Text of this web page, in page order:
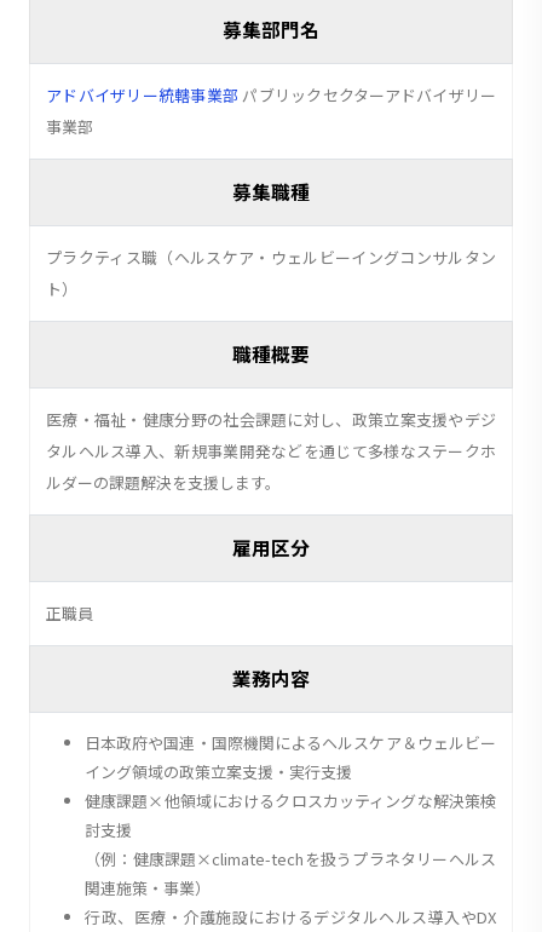
募集部門名
アドバイザリー統轄事業部 パブリックセクターアドバイザリー
事業部
募集職種
プラクティス職（ヘルスケア・ウェルビーイングコンサルタン
ト）
職種概要
医療・福祉・健康分野の社会課題に対し、政策立案支援やデジ
タルヘルス導入、新規事業開発などを通じて多様なステークホ
ルダーの課題解決を支援します。
雇用区分
正職員
業務内容
日本政府や国連・国際機関によるヘルスケア＆ウェルビー
イング領域の政策立案支援・実行支援
健康課題×他領域におけるクロスカッティングな解決策検
討支援
（例：健康課題×climate-techを扱うプラネタリーヘルス
関連施策・事業）
行政、医療・介護施設におけるデジタルヘルス導入やDX